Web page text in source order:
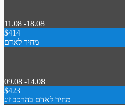
11.08 -18.08
$414
מחיר לאדם
09.08 -14.08
$423
מחיר לאדם בהרכב זוג